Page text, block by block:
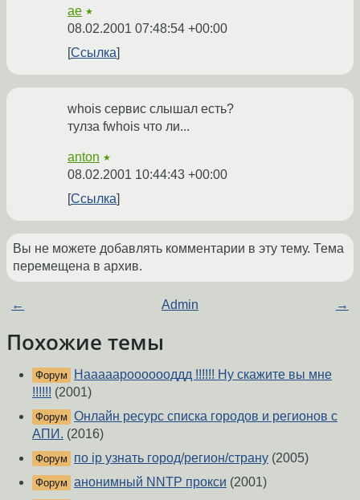
ae ★
08.02.2001 07:48:54 +00:00
Ссылка
whois сервис слышал есть?
тулза fwhois что ли...
anton ★
08.02.2001 10:44:43 +00:00
Ссылка
Вы не можете добавлять комментарии в эту тему. Тема
перемещена в архив.
← Admin →
Похожие темы
Форум
Нааааарооооооддд !!!!!! Ну скажите вы мне
!!!!!! (2001)
Форум Онлайн ресурс списка городов и регионов с
АПИ. (2016)
Форум по ip узнать город/регион/страну (2005)
Форум aнонимный NNTP прокси (2001)